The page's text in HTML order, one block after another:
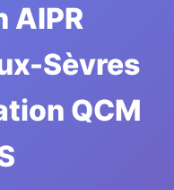
AIPR
Sèvres
QCM